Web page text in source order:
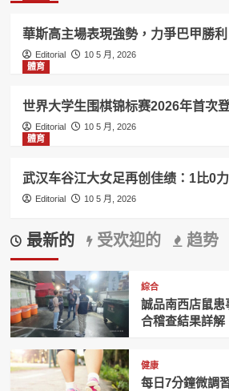
華斯高主場表現強勢，力爭巴甲勝利
Editorial
10 5 月, 2026
體育
世界大学生围棋锦标赛2026年首次
Editorial
10 5 月, 2026
體育
武汉车谷江大女足再创佳绩：1比0
Editorial 10 5 月, 2026
最新的 受欢迎的 趋势
綜合
誠品南西店鼠患
合稽查結果詳解
健康
每日7分鐘微調